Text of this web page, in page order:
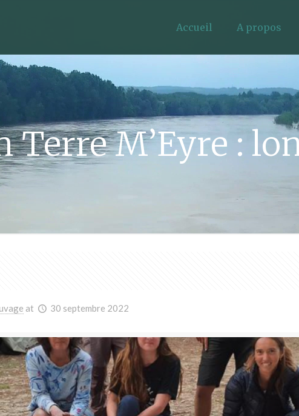
Accueil A propos
Terre M’Eyre :
at 30 septembre 2022